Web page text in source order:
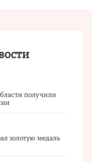
получили
золотую медаль